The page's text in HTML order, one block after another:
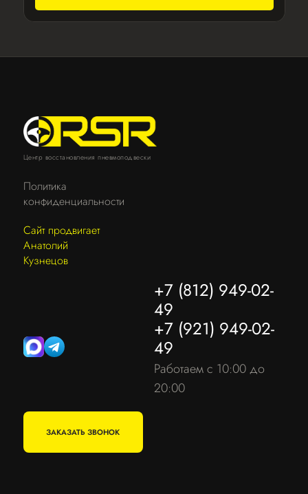
Центр восстановления пневмоподвески
Политика
конфиденциальности
Сайт продвигает
Анатолий
Кузнецов
+7 (812) 949-02-
49
+7 (921) 949-02-
49
Работаем с 10:00 до
20:00
ЗАКАЗАТЬ ЗВОНОК